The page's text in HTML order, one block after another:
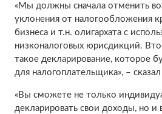
«Мы должны сначала отменить
уклонения от налогообложения
бизнеса и т.н. олигархата с
низконалоговых юрисдикций.
такое декларирование, которое
для налогоплательщика», –
«Вы сможете не только
декларировать свои доходы, но и